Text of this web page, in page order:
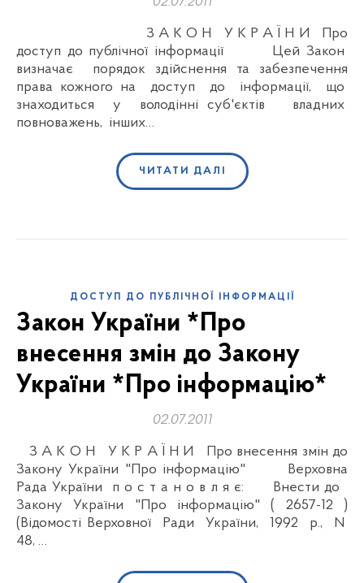
З А К О Н У К Р А Ї Н И Про
доступ до публічної інформації Цей Закон
визначає порядок здійснення та забезпечення
права кожного на доступ до інформації, що
знаходиться у володінні суб'єктів владних
повноважень, інших…
ЧИТАТИ ДАЛІ
ДОСТУП ДО ПУБЛІЧНОЇ ІНФОРМАЦІЇ
Закон України *Про
внесення змін до Закону
України *Про інформацію*
02.07.2011
З А К О Н У К Р А Ї Н И Про внесення змін до
Закону України "Про інформацію" Верховна
Рада України п о с т а н о в л я є: Внести до
Закону України "Про інформацію" ( 2657-12 )
(Відомості Верховної Ради України, 1992 р., N
48, …